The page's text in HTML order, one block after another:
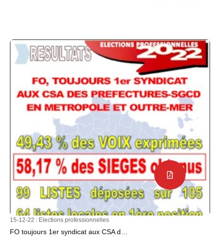
15-12-22 : Elections professionnelles
FO toujours 1er syndicat aux CSA d…